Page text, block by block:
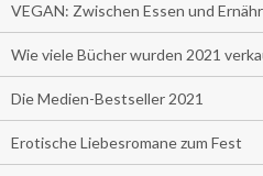
VEGAN: Zwischen Essen und
Wie viele Bücher wurden 2021
Die Medien-Bestseller 2021
Erotische Liebesromane zum Fest